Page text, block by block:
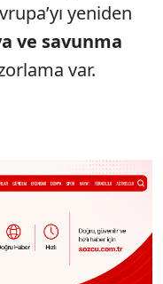
yeniden
ve savunma
var.